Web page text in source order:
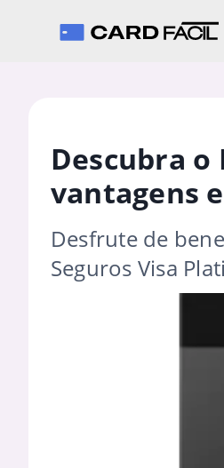
Descubra o
vantagens
Desfrute de
Seguros Visa